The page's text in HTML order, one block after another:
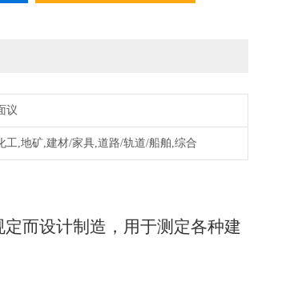
议
工,地矿,建材/家具,道路/轨道/船舶,综合
而设计制造，用于测定各种建